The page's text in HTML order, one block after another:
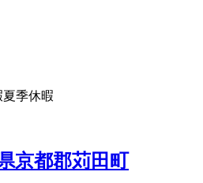
夏季休暇
京都郡苅田町